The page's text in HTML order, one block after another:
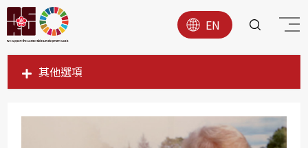
EN
其他選項
SDG1
SDG3